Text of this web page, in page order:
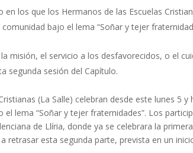
los que los Hermanos de las Escuelas
bajo el lema “Soñar y tejer
misión, el servicio a los desfavorecidos, o el
segunda sesión del Capítulo.
(La Salle) celebran desde este lunes 5
lema “Soñar y tejer fraternidades”. Los
de Llíria, donde ya se celebrara la
retrasar esta segunda parte, prevista en un